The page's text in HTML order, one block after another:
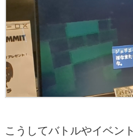
こうしてバトルやイベン